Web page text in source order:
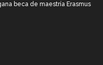
beca de maestría Erasmus